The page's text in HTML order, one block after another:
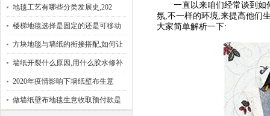
地毯工艺有哪些分类发展史,202
楼梯地毯选择是固定的还是可移动
好
方块地毯与墙纸的衔接搭配,如何让
墙纸开裂什么原因,用什么胶水修补
2020年疫情影响下墙纸壁布生意
做墙纸壁布地毯生意收取预付款是
一直以来咱们经常谈到如何
氛,不一样的环境,来提高他们
大家简单解析一下: